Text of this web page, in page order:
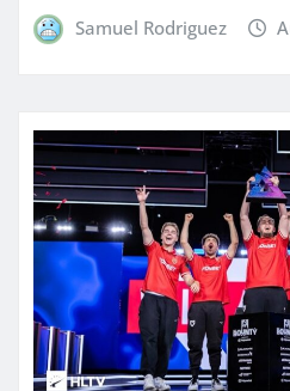
Samuel Rodriguez